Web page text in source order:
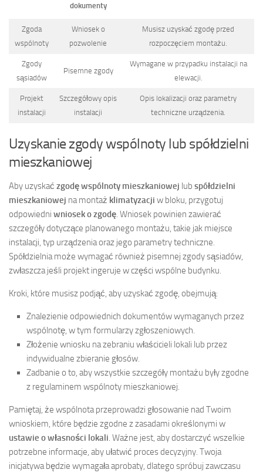
dokumenty
Zgoda
wspólnoty
Wniosek o
pozwolenie
Musisz uzyskać zgodę przed
rozpoczęciem montażu.
Zgody
sąsiadów
Pisemne zgody
Wymagane w przypadku instalacji na
elewacji.
Projekt
instalacji
Szczegółowy opis
instalacji
Opis lokalizacji oraz parametry
techniczne urządzenia.
Uzyskanie zgody wspólnoty lub spółdzielni
mieszkaniowej
Aby uzyskać zgodę wspólnoty mieszkaniowej lub spółdzielni
mieszkaniowej na montaż klimatyzacji w bloku, przygotuj
odpowiedni wniosek o zgodę. Wniosek powinien zawierać
szczegóły dotyczące planowanego montażu, takie jak miejsce
instalacji, typ urządzenia oraz jego parametry techniczne.
Spółdzielnia może wymagać również pisemnej zgody sąsiadów,
zwłaszcza jeśli projekt ingeruje w części wspólne budynku.
Kroki, które musisz podjąć, aby uzyskać zgodę, obejmują:
Znalezienie odpowiednich dokumentów wymaganych przez
wspólnotę, w tym formularzy zgłoszeniowych.
Złożenie wniosku na zebraniu właścicieli lokali lub przez
indywidualne zbieranie głosów.
Zadbanie o to, aby wszystkie szczegóły montażu były zgodne
z regulaminem wspólnoty mieszkaniowej.
Pamiętaj, że wspólnota przeprowadzi głosowanie nad Twoim
wnioskiem, które będzie zgodne z zasadami określonymi w
ustawie o własności lokali. Ważne jest, aby dostarczyć wszelkie
potrzebne informacje, aby ułatwić proces decyzyjny. Twoja
inicjatywa będzie wymagała aprobaty, dlatego spróbuj zawczasu